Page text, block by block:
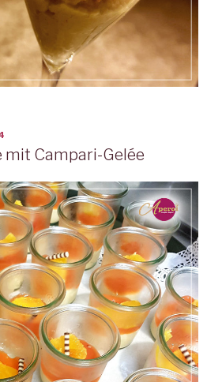
Campari-Gelée